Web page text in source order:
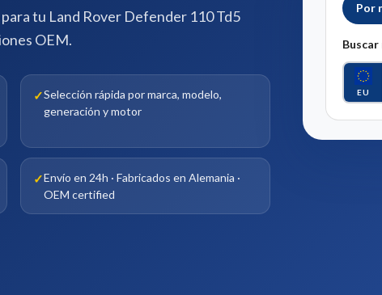
tu Land Rover Defender 110 Td5
OEM.
Selección rápida por marca, modelo,
generación y motor
Envío en 24h · Fabricados en Alemania ·
OEM certified
Por
EU